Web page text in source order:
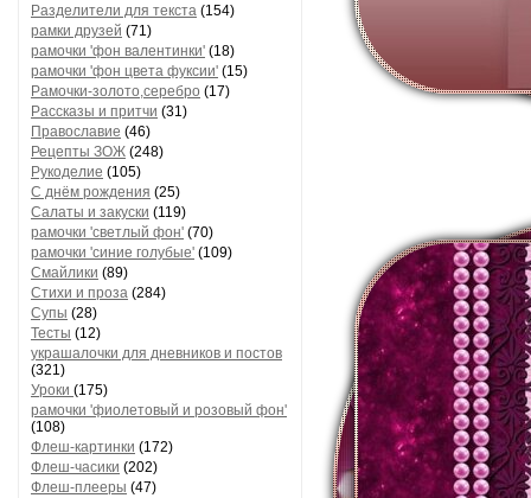
Разделители для текста (154)
рамки друзей (71)
рамочки 'фон валентинки' (18)
рамочки 'фон цвета фуксии' (15)
Рамочки-золото,серебро (17)
Рассказы и притчи (31)
Православие (46)
Рецепты ЗОЖ (248)
Рукоделие (105)
С днём рождения (25)
Салаты и закуски (119)
рамочки 'светлый фон' (70)
рамочки 'синие голубые' (109)
Смайлики (89)
Стихи и проза (284)
Супы (28)
Тесты (12)
украшалочки для дневников и постов
(321)
Уроки (175)
рамочки 'фиолетовый и розовый фон'
(108)
Флеш-картинки (172)
Флеш-часики (202)
Флеш-плееры (47)